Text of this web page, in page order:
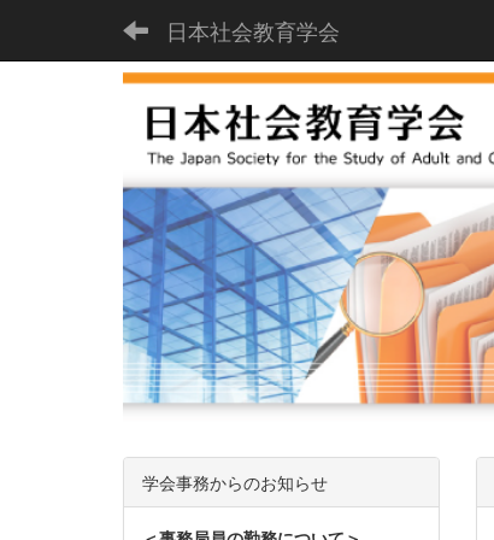
日本社会教育学会
学会事務からのお知らせ